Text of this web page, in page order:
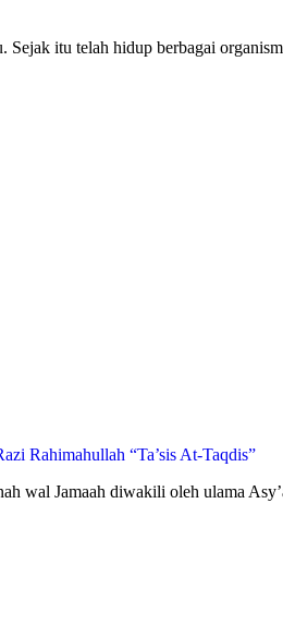
itu telah hidup berbagai
Rahimahullah “Ta’sis At-Taqdis”
wal Jamaah diwakili oleh ulama